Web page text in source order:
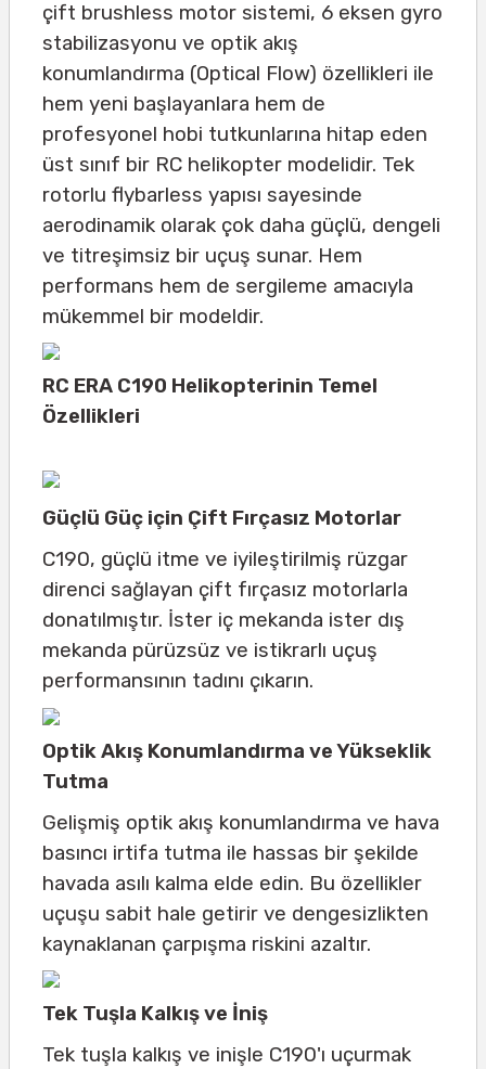
çift brushless motor sistemi, 6 eksen gyro
stabilizasyonu ve optik akış
konumlandırma (Optical Flow) özellikleri ile
hem yeni başlayanlara hem de
profesyonel hobi tutkunlarına hitap eden
üst sınıf bir RC helikopter modelidir. Tek
rotorlu flybarless yapısı sayesinde
aerodinamik olarak çok daha güçlü, dengeli
ve titreşimsiz bir uçuş sunar. Hem
performans hem de sergileme amacıyla
mükemmel bir modeldir.
RC ERA C190 Helikopterinin Temel
Özellikleri
Güçlü Güç için Çift Fırçasız Motorlar
C190, güçlü itme ve iyileştirilmiş rüzgar
direnci sağlayan çift fırçasız motorlarla
donatılmıştır. İster iç mekanda ister dış
mekanda pürüzsüz ve istikrarlı uçuş
performansının tadını çıkarın.
Optik Akış Konumlandırma ve Yükseklik
Tutma
Gelişmiş optik akış konumlandırma ve hava
basıncı irtifa tutma ile hassas bir şekilde
havada asılı kalma elde edin. Bu özellikler
uçuşu sabit hale getirir ve dengesizlikten
kaynaklanan çarpışma riskini azaltır.
Tek Tuşla Kalkış ve İniş
Tek tuşla kalkış ve inişle C190'ı uçurmak